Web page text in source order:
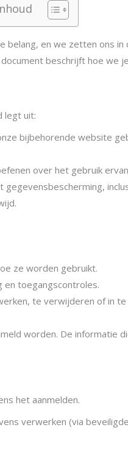
belang, en we zetten ons
beschrijft hoe we
legt uit:
bijbehorende website
over het gebruik
ze worden gebruikt.
en toegangscontroles.
te verwijderen of in te
worden. De informatie
het aanmelden.
verwerken (via